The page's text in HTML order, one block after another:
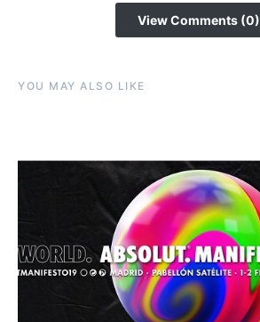
View Comments (0)
YOU MAY ALSO LIKE